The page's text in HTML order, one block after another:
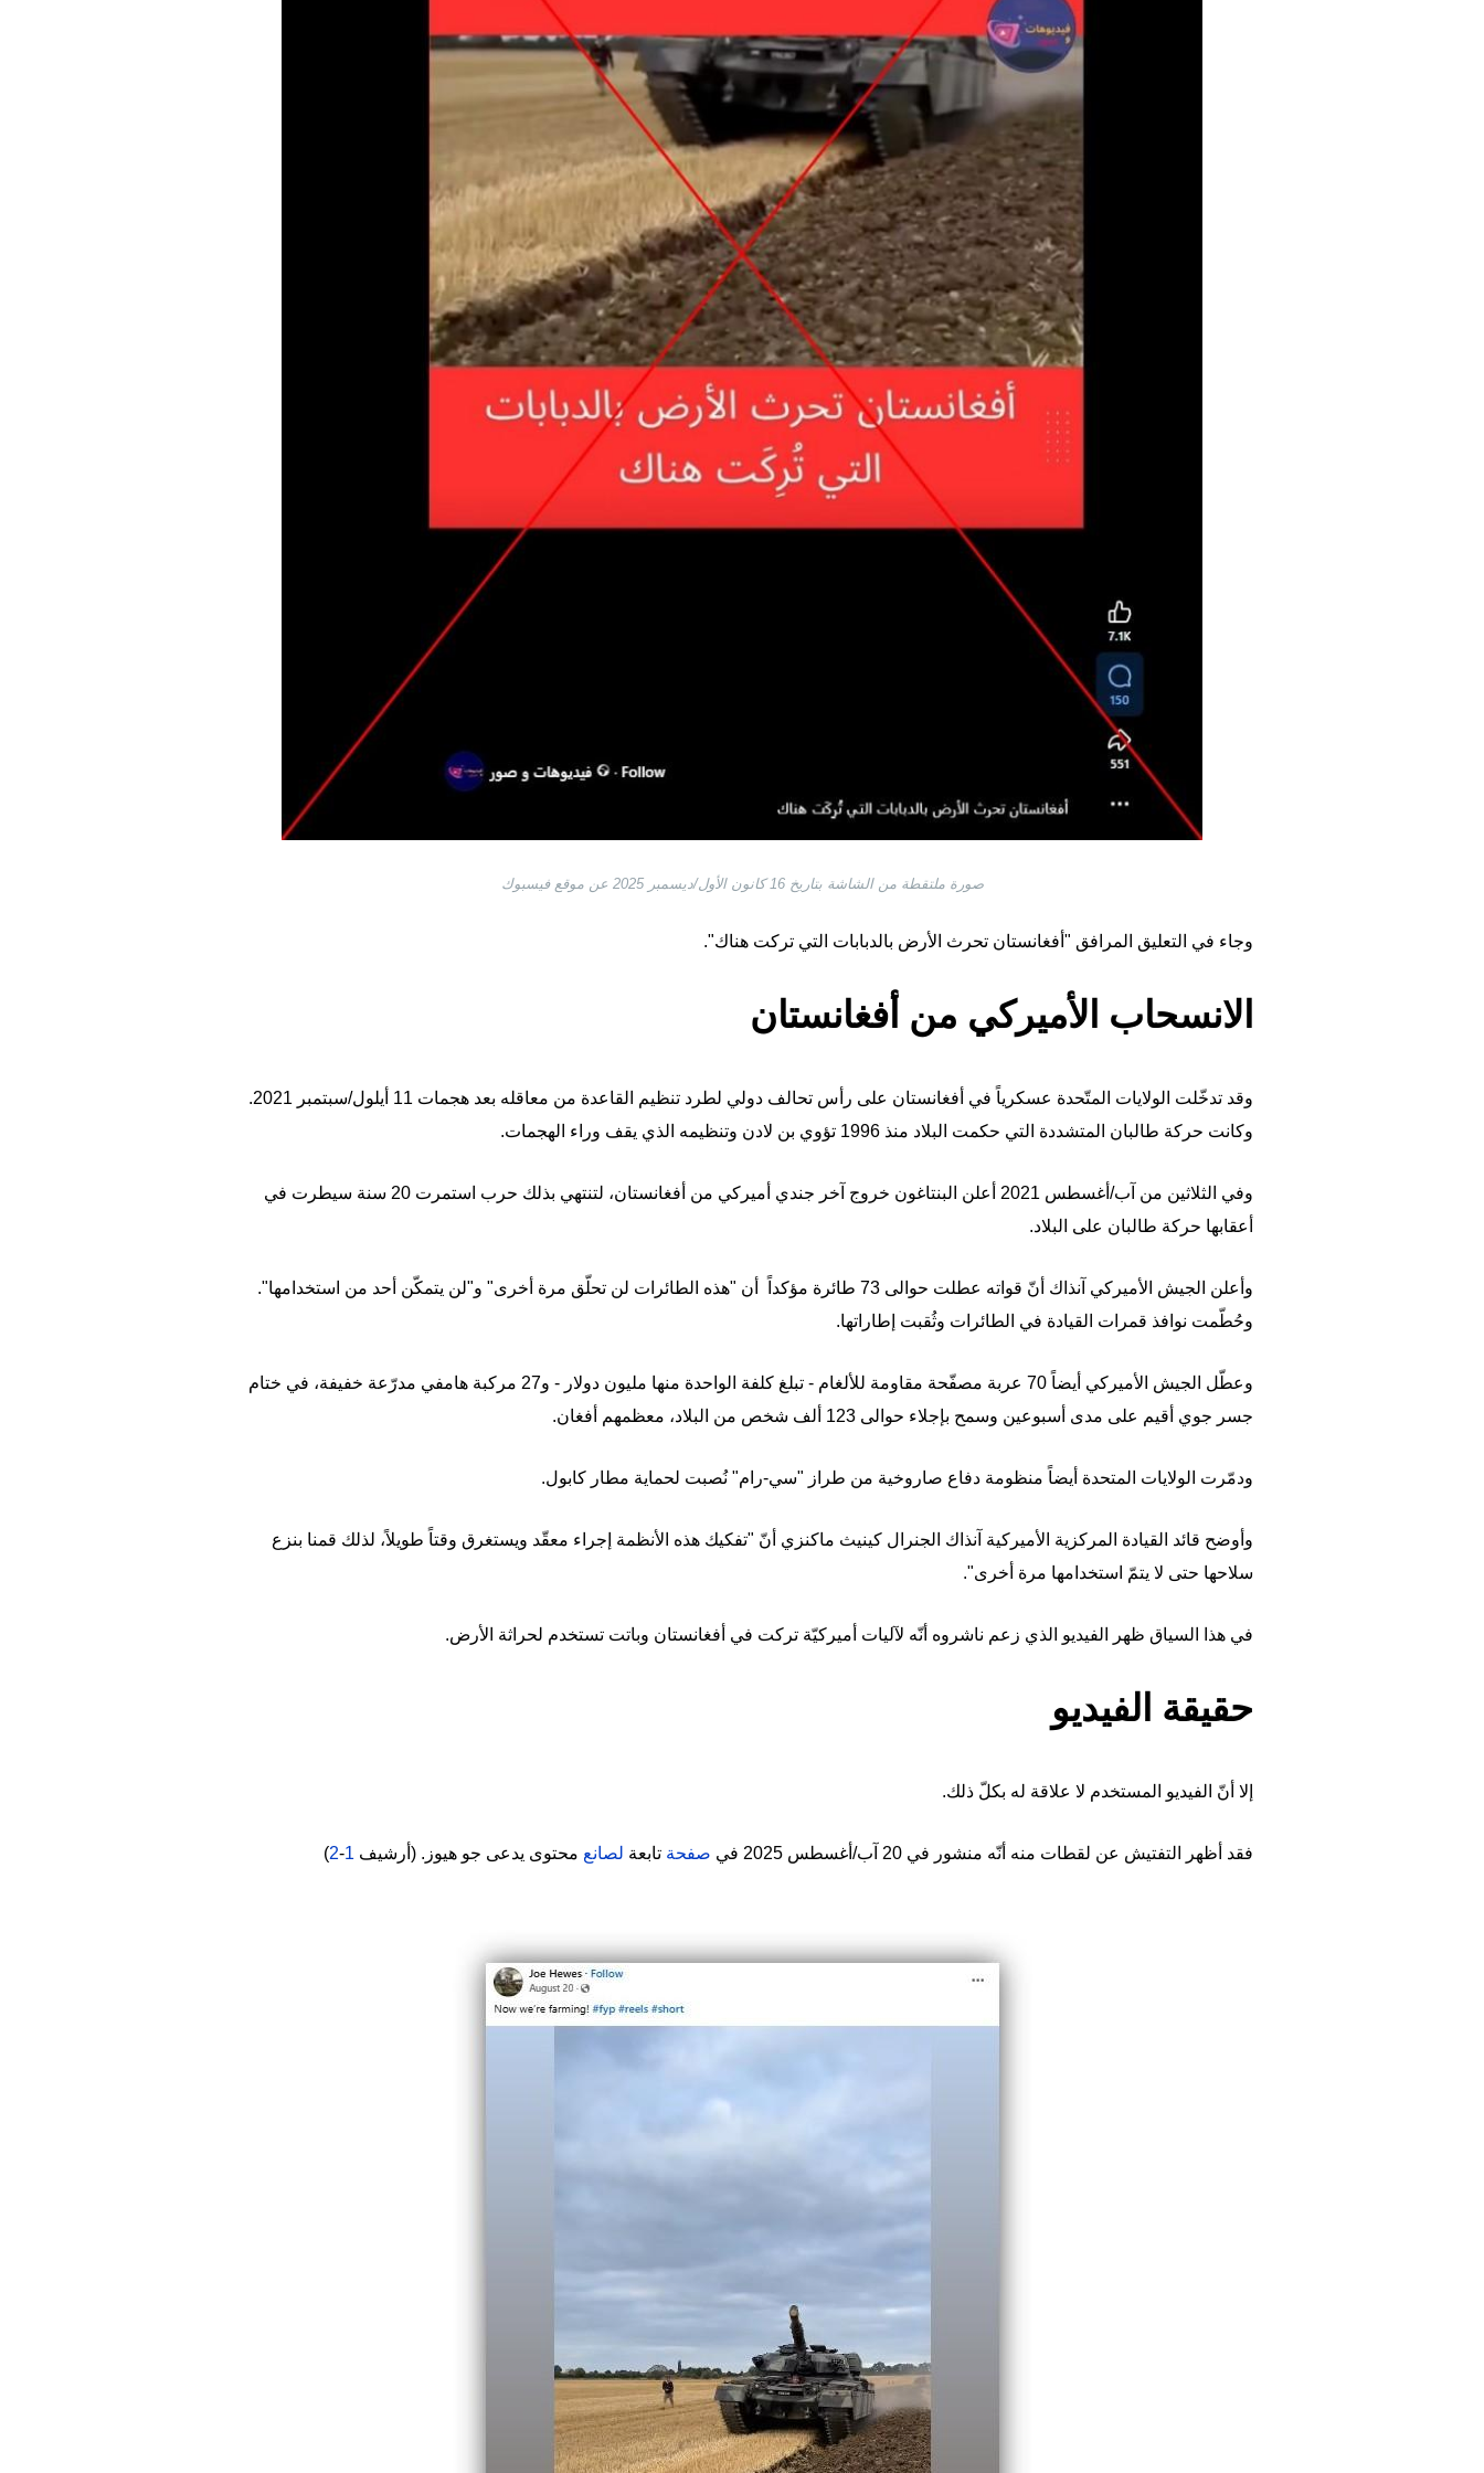
صورة ملتقطة من الشاشة بتاريخ 16 كانون الأول/ديسمبر 2025 عن موقع فيسبوك
وجاء في التعليق المرافق "أفغانستان تحرث الأرض بالدبابات التي تركت هناك".
الانسحاب الأميركي من أفغانستان
وقد تدخّلت الولايات المتّحدة عسكرياً في أفغانستان على رأس تحالف دولي لطرد تنظيم القاعدة من معاقله بعد هجمات 11 أيلول/سبتمبر 2021.
وكانت حركة طالبان المتشددة التي حكمت البلاد منذ 1996 تؤوي بن لادن وتنظيمه الذي يقف وراء الهجمات.
وفي الثلاثين من آب/أغسطس 2021 أعلن البنتاغون خروج آخر جندي أميركي من أفغانستان، لتنتهي بذلك حرب استمرت 20 سنة سيطرت في
أعقابها حركة طالبان على البلاد.
وأعلن الجيش الأميركي آنذاك أنّ قواته عطلت حوالى 73 طائرة مؤكداً أن "هذه الطائرات لن تحلّق مرة أخرى" و"لن يتمكّن أحد من استخدامها".
وحُطّمت نوافذ قمرات القيادة في الطائرات وثُقبت إطاراتها.
وعطّل الجيش الأميركي أيضاً 70 عربة مصفّحة مقاومة للألغام - تبلغ كلفة الواحدة منها مليون دولار - و27 مركبة هامفي مدرّعة خفيفة، في ختام
جسر جوي أقيم على مدى أسبوعين وسمح بإجلاء حوالى 123 ألف شخص من البلاد، معظمهم أفغان.
ودمّرت الولايات المتحدة أيضاً منظومة دفاع صاروخية من طراز "سي-رام" نُصبت لحماية مطار كابول.
وأوضح قائد القيادة المركزية الأميركية آنذاك الجنرال كينيث ماكنزي أنّ "تفكيك هذه الأنظمة إجراء معقّد ويستغرق وقتاً طويلاً، لذلك قمنا بنزع
سلاحها حتى لا يتمّ استخدامها مرة أخرى".
في هذا السياق ظهر الفيديو الذي زعم ناشروه أنّه لآليات أميركيّة تركت في أفغانستان وباتت تستخدم لحراثة الأرض.
حقيقة الفيديو
إلا أنّ الفيديو المستخدم لا علاقة له بكلّ ذلك.
فقد أظهر التفتيش عن لقطات منه أنّه منشور في 20 آب/أغسطس 2025 في صفحة تابعة لصانع محتوى يدعى جو هيوز. (أرشيف 1
-
2
)